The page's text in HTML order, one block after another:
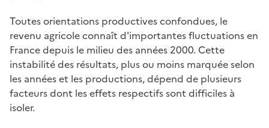
Toutes orientations productives confondues, le
revenu agricole connaît d'importantes fluctuations en
France depuis le milieu des années 2000. Cette
instabilité des résultats, plus ou moins marquée selon
les années et les productions, dépend de plusieurs
facteurs dont les effets respectifs sont difficiles à
isoler.